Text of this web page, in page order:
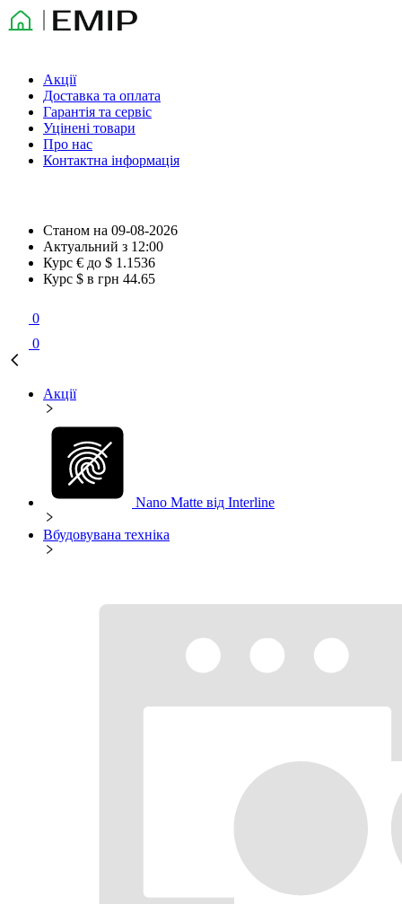
Акції
Доставка та оплата
Гарантія та сервіс
Уцінені товари
Про нас
Контактна інформація
Станом на 09-08-2026
Актуальний з 12:00
Курс € до $ 1.1536
Курс $ в грн 44.65
0
0
Акції
Nano Matte від Interline
Вбудовувана техніка